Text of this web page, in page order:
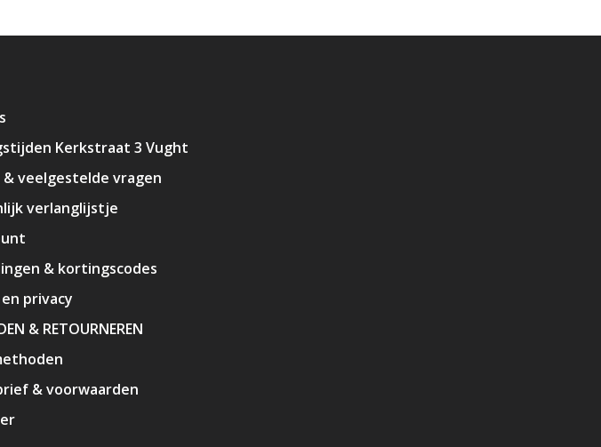
Kerkstraat 3 Vught
veelgestelde vragen
verlanglijstje
& kortingscodes
privacy
& RETOURNEREN
& voorwaarden